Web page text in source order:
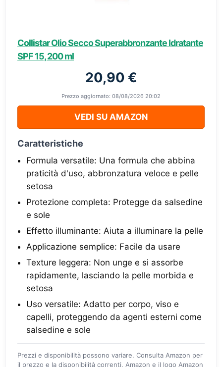
Collistar Olio Secco Superabbronzante Idratante
SPF 15, 200 ml
20,90 €
Prezzo aggiornato: 08/08/2026 20:02
VEDI SU AMAZON
Caratteristiche
Formula versatile: Una formula che abbina
praticità d'uso, abbronzatura veloce e pelle
setosa
Protezione completa: Protegge da salsedine
e sole
Effetto illuminante: Aiuta a illuminare la pelle
Applicazione semplice: Facile da usare
Texture leggera: Non unge e si assorbe
rapidamente, lasciando la pelle morbida e
setosa
Uso versatile: Adatto per corpo, viso e
capelli, proteggendo da agenti esterni come
salsedine e sole
Prezzi e disponibilità possono variare. Consulta Amazon per
il prezzo e la disponibilità correnti. Amazon e il logo Amazon